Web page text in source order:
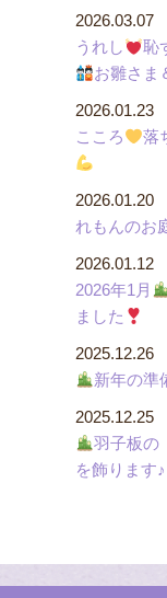
うれし 恥
お雛さま
2026.03.07
こころ 落
2026.01.23
れもんのお
2026.01.20
2026年1月
ました
2026.01.12
新年の準
2025.12.26
羽子板の
を飾ります♪
2025.12.25